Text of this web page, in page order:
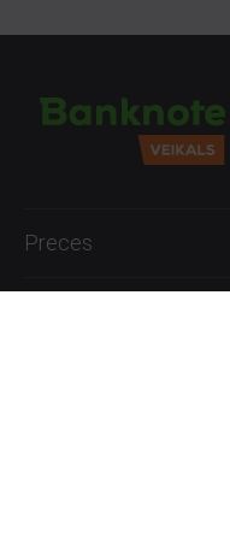
Preces